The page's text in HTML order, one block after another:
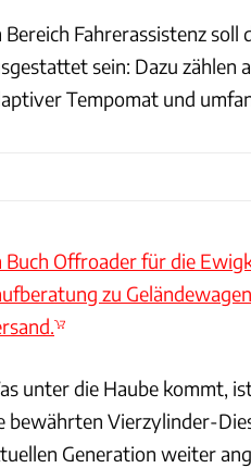
Bereich Fahrerassistenz
sein: Dazu zählen
Tempomat und
Buch Offroader für die
zu
unter die Haube kommt,
bewährten Vierzylinder-
Generation weiter